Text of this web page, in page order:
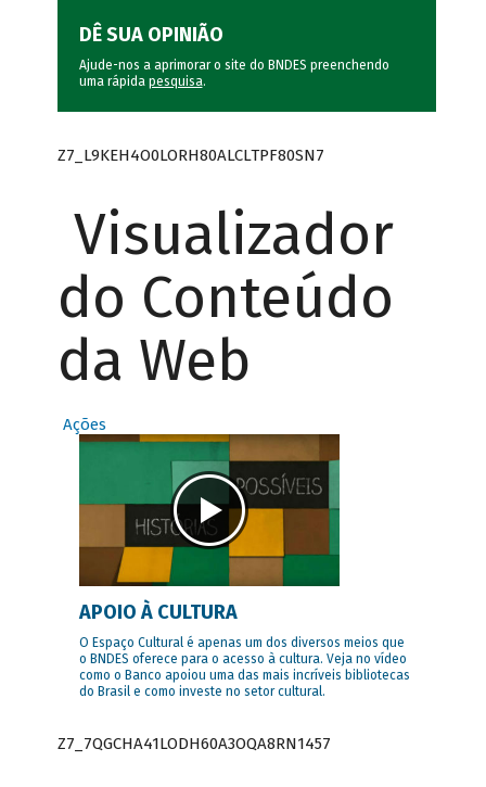
DÊ SUA OPINIÃO
Ajude-nos a aprimorar o site do BNDES preenchendo
uma rápida pesquisa.
Z7_L9KEH4O0LORH80ALCLTPF80SN7
Visualizador
do Conteúdo
da Web
Ações
APOIO À CULTURA
O Espaço Cultural é apenas um dos diversos meios que
o BNDES oferece para o acesso à cultura. Veja no vídeo
como o Banco apoiou uma das mais incríveis bibliotecas
do Brasil e como investe no setor cultural.
Z7_7QGCHA41LODH60A3OQA8RN1457